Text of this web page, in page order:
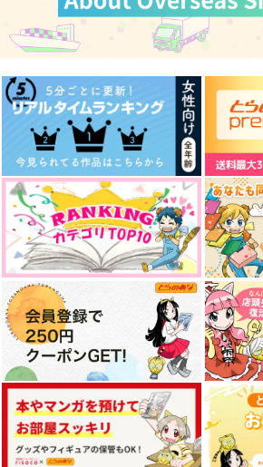
願わくは24/7
白い恋人達
944円（税込）
碧棺左馬刻×山田一郎
サンプル
作品詳細
ぬいはなんにもできな
いぬ！
ももんまんじ
2,860円（税込）
碧棺左馬刻×山田一郎
サンプル
作品詳細
あの夢の続き
lf@hk
787円（税込）
フロムチルドレン
ケロケロ
2,357円（税込）
ありふれた物語
BCH+
専売 1,572円（税込）
ヒプノシスマイク
碧棺左馬刻×山田一郎
サンプル
カート
Oops!
サマイチに巻き込まれ
る2・3番手アンソロ
ジー
専売 1,430円（税込）
ヒプノシスマイク
碧棺左馬刻×山田一郎
サンプル
カート